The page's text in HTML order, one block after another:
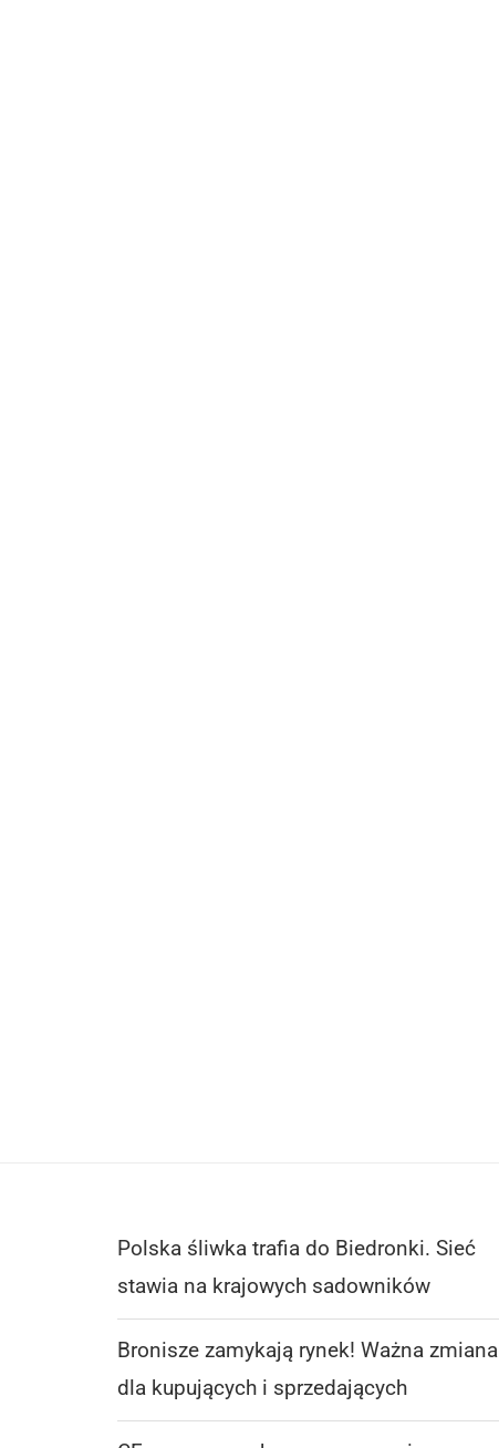
Polska śliwka trafia do Biedronki. Sieć
stawia na krajowych sadowników
Bronisze zamykają rynek! Ważna zmiana
dla kupujących i sprzedających